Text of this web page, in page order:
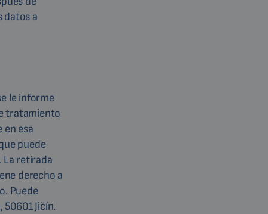
datos a
le informe
tratamiento
esa
puede
retirada
derecho a
Puede
Jičín.